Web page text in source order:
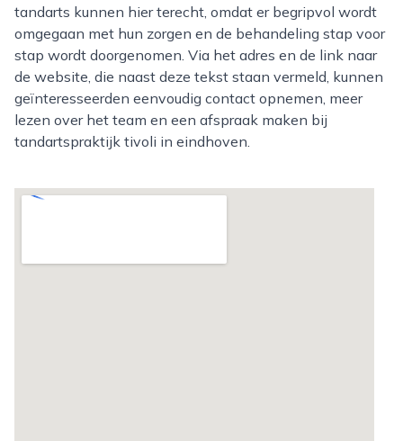
tandarts kunnen hier terecht, omdat er begripvol wordt
omgegaan met hun zorgen en de behandeling stap voor
stap wordt doorgenomen. Via het adres en de link naar
de website, die naast deze tekst staan vermeld, kunnen
geïnteresseerden eenvoudig contact opnemen, meer
lezen over het team en een afspraak maken bij
tandartspraktijk tivoli in eindhoven.